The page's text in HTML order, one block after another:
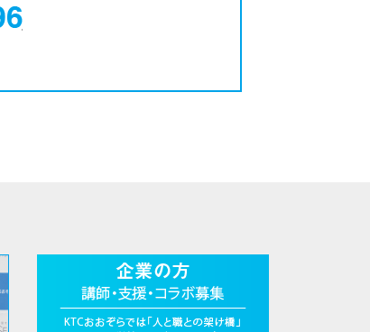
0120-12-3796